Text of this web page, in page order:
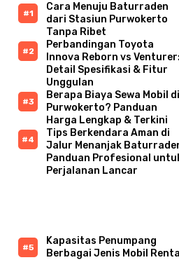
Cara Menuju Baturraden
dari Stasiun Purwokerto
Tanpa Ribet
Perbandingan Toyota
Innova Reborn vs Venturer:
Detail Spesifikasi & Fitur
Unggulan
Berapa Biaya Sewa Mobil di
Purwokerto? Panduan
Harga Lengkap & Terkini
Tips Berkendara Aman di
Jalur Menanjak
Panduan Profesional
Perjalanan Lancar
Kapasitas Penumpang
Berbagai Jenis Mobil Rental